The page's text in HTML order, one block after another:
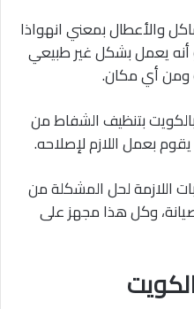
والأعطال بمعني انهواذا
يعمل بشكل غير طبيعي
ومن أي مكان.
بتنظيف الشفاط من
بعمل اللازم لإصلاحه.
اللازمة لحل المشكلة من
وكل هذا مجهز على